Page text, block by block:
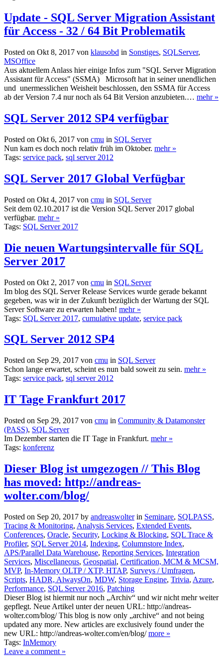
Update - SQL Server Migration Assistant
für Access - 32 / 64 Bit Problematik
Posted on Okt 8, 2017 von klausobd in Sonstiges, SQLServer,
MSOffice
Aus aktuellem Anlass hier einige Infos zum "SQL Server Migration
Assistant für Access" (SSMA) Microsoft hat in seiner unendlichen
und unermesslichen Weisheit beschlossen, den SSMA für Access
ab der Version 7.4 nur noch als 64 Bit Version anzubieten.… mehr »
SQL Server 2012 SP4 verfügbar
Posted on Okt 6, 2017 von cmu in SQL Server
Nun kam es doch noch relativ früh im Oktober. mehr »
Tags: service pack, sql server 2012
SQL Server 2017 Global Verfügbar
Posted on Okt 4, 2017 von cmu in SQL Server
Seit dem 02.10.2017 ist die Version SQL Server 2017 global
verfügbar. mehr »
Tags: SQL Server 2017
Die neuen Wartungsintervalle für SQL
Server 2017
Posted on Okt 2, 2017 von cmu in SQL Server
Im blog des SQL Server Release Services wurde gerade bekannt
gegeben, was wir in der Zukunft bezüglich der Wartung der SQL
Server Software zu erwarten haben! mehr »
Tags: SQL Server 2017, cumulative update, service pack
SQL Server 2012 SP4
Posted on Sep 29, 2017 von cmu in SQL Server
Schon lange erwartet, scheint es nun bald soweit zu sein. mehr »
Tags: service pack, sql server 2012
IT Tage Frankfurt 2017
Posted on Sep 29, 2017 von cmu in Community & Datamonster
(PASS), SQL Server
Im Dezember starten die IT Tage in Frankfurt. mehr »
Tags: konferenz
Dieser Blog ist umgezogen // This Blog
has moved: http://andreas-
wolter.com/blog/
Posted on Sep 20, 2017 by andreaswolterin Seminare, SQLPASS,
Tracing & Monitoring, Analysis Services, Extended Events,
Conferences, Oracle, Security, Locking & Blocking, SQL Trace &
Profiler, SQL Server 2014, Indexing, Columnstore Index,
APS/Parallel Data Warehouse, Reporting Services, Integration
Services, Miscellaneous, Geospatial, Certification, MCM & MCSM,
MVP, In-Memory OLTP / XTP, HTAP, Surveys / Umfragen,
Scripts, HADR, AlwaysOn, MDW, Storage Engine, Trivia, Azure,
Performance, SQL Server 2016, Patching
Dieser Blog ist hiermit nur noch „Archiv“ und wir nicht mehr weiter
gepflegt. Neue Artikel unter der neuen URL: http://andreas-
wolter.com/blog/ This blog is now only „archive“ and not being
updated any more. New articles are exclusively found under the
new URL: http://andreas-wolter.com/en/blog/more »
Tags: InMemory
Leave a comment »